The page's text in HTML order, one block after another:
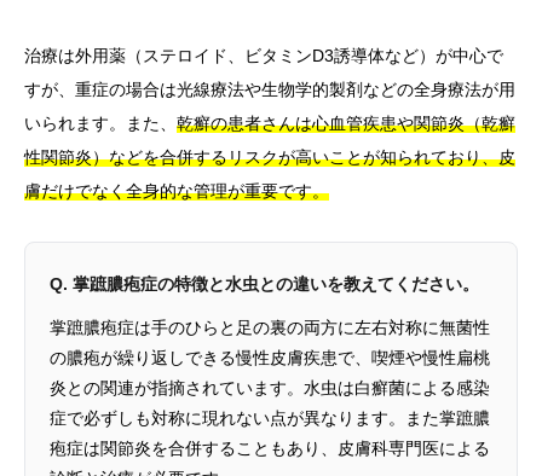
治療は外用薬（ステロイド、ビタミンD3誘導体など）が中心で
すが、重症の場合は光線療法や生物学的製剤などの全身療法が用
いられます。また、 乾癬の患者さんは心血管疾患や関節炎（乾癬
性関節炎）などを合併するリスクが高いことが知られており、皮
膚だけでなく全身的な管理が重要です。
Q. 掌蹠膿疱症の特徴と水虫との違いを教えてください。
掌蹠膿疱症は手のひらと足の裏の両方に左右対称に無菌性
の膿疱が繰り返しできる慢性皮膚疾患で、喫煙や慢性扁桃
炎との関連が指摘されています。水虫は白癬菌による感染
症で必ずしも対称に現れない点が異なります。また掌蹠膿
疱症は関節炎を合併することもあり、皮膚科専門医による